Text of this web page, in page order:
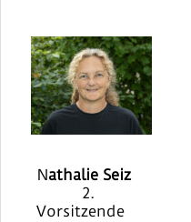
Nathalie Seiz
2.
Vorsitzende